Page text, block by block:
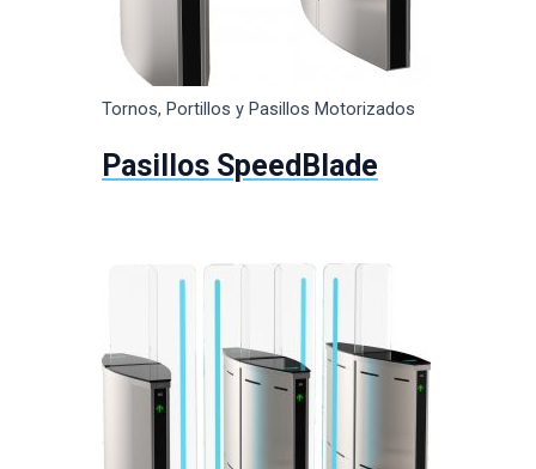
Tornos, Portillos y Pasillos Motorizados
Pasillos SpeedBlade